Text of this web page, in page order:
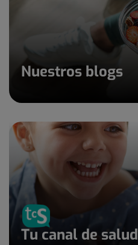
Nuestros blogs
Tu canal de salud